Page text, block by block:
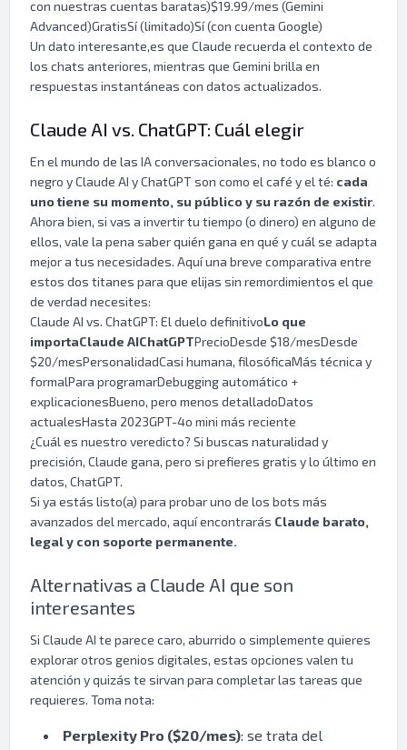
con nuestras cuentas baratas)$19.99/mes (Gemini
Advanced)GratisSí (limitado)Sí (con cuenta Google)
Un dato interesante,es que Claude recuerda el contexto de
los chats anteriores, mientras que Gemini brilla en
respuestas instantáneas con datos actualizados.
Claude AI vs. ChatGPT: Cuál elegir
En el mundo de las IA conversacionales, no todo es blanco o
negro y Claude AI y ChatGPT son como el café y el té: cada
uno tiene su momento, su público y su razón de existir.
Ahora bien, si vas a invertir tu tiempo (o dinero) en alguno de
ellos, vale la pena saber quién gana en qué y cuál se adapta
mejor a tus necesidades. Aquí una breve comparativa entre
estos dos titanes para que elijas sin remordimientos el que
de verdad necesites:
Claude AI vs. ChatGPT: El duelo definitivoLo que
importaClaude AIChatGPTPrecioDesde $18/mesDesde
$20/mesPersonalidadCasi humana, filosóficaMás técnica y
formalPara programarDebugging automático +
explicacionesBueno, pero menos detalladoDatos
actualesHasta 2023GPT-4o mini más reciente
¿Cuál es nuestro veredicto? Si buscas naturalidad y
precisión, Claude gana, pero si prefieres gratis y lo último en
datos, ChatGPT.
Si ya estás listo(a) para probar uno de los bots más
avanzados del mercado, aquí encontrarás Claude barato,
legal y con soporte permanente.
Alternativas a Claude AI que son
interesantes
Si Claude AI te parece caro, aburrido o simplemente quieres
explorar otros genios digitales, estas opciones valen tu
atención y quizás te sirvan para completar las tareas que
requieres. Toma nota:
Perplexity Pro ($20/mes): se trata del